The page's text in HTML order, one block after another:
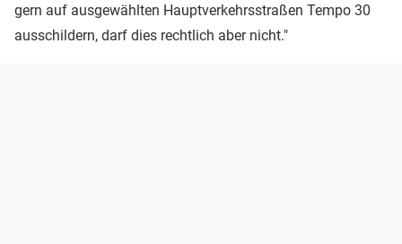
gern auf ausgewählten Hauptverkehrsstraßen Tempo 30
ausschildern, darf dies rechtlich aber nicht."